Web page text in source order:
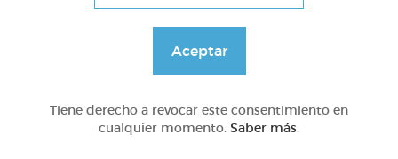
Aceptar
Tiene derecho a revocar este consentimiento en
cualquier momento. Saber más.